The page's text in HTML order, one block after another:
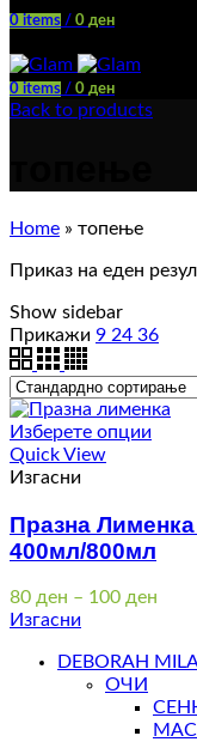
0 items / 0 ден
0 items / 0 ден
Back to products
Home » топење
Приказ на еден
Show sidebar
Прикажи 9 24 36
Изберете опции
Quick View
Изгасни
Празна
400мл/800мл
80 ден – 100 ден
Изгасни
DEBORAH
ОЧИ